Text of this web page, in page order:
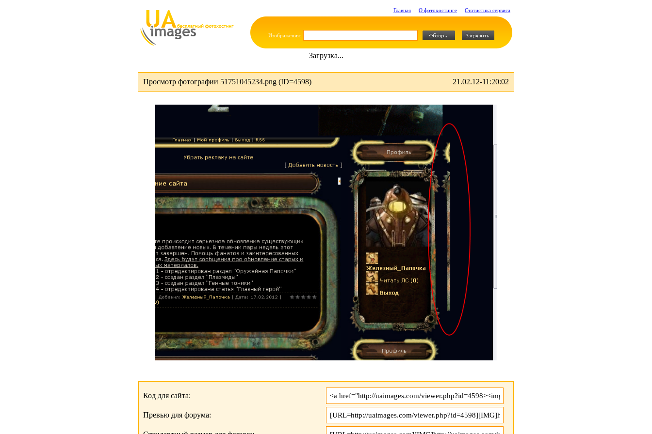
Главная О фотохостинге Статистика сервиса
Изображения:
Загрузка...
Просмотр фотографии 51751045234.png (ID=4598) 21.02.12-11:20:02
Код для сайта:
Превью для форума: